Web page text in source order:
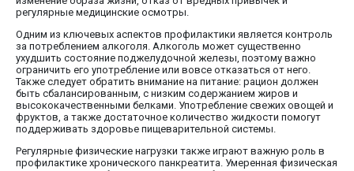
регулярные медицинские осмотры.
Одним из ключевых аспектов профилактики является контроль
за потреблением алкоголя. Алкоголь может существенно
ухудшить состояние поджелудочной железы, поэтому важно
ограничить его употребление или вовсе отказаться от него.
Также следует обратить внимание на питание: рацион должен
быть сбалансированным, с низким содержанием жиров и
высококачественными белками. Употребление свежих овощей и
фруктов, а также достаточное количество жидкости помогут
поддерживать здоровье пищеварительной системы.
Регулярные физические нагрузки также играют важную роль в
профилактике хронического панкреатита. Умеренная физическая